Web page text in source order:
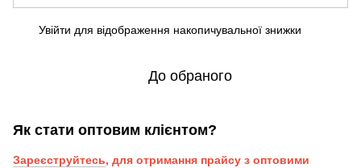
Увійти для відображення накопичувальної знижки
До обраного
Як стати оптовим клієнтом?
Зареєструйтесь, для отримання прайсу з оптовими